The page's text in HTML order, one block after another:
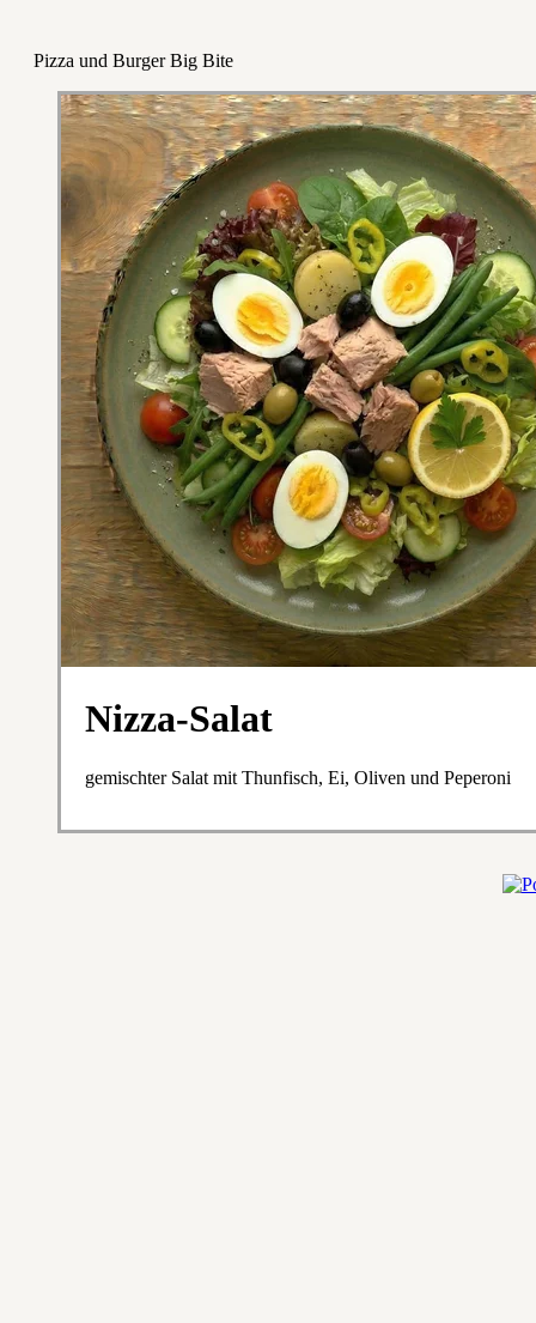
Pizza und Burger Big Bite
Nizza-Salat
gemischter Salat mit Thunfisch, Ei, Oliven und Peperoni